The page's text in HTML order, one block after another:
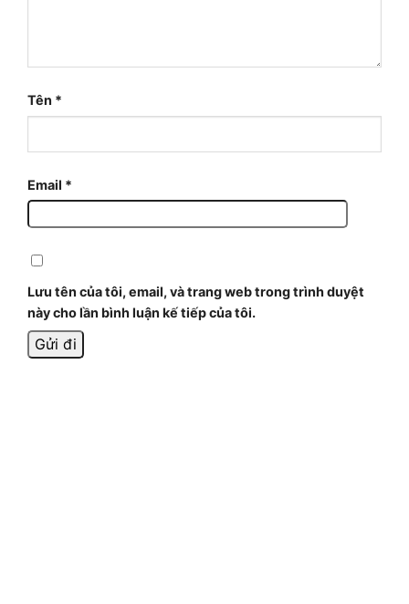
Tên *
Email *
Lưu tên của tôi, email, và trang web trong trình duyệt
này cho lần bình luận kế tiếp của tôi.